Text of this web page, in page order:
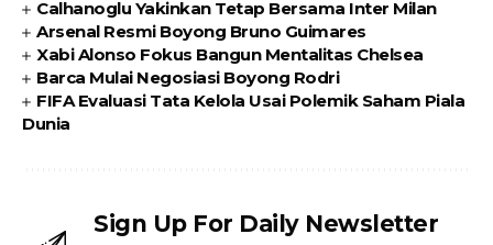
Calhanoglu Yakinkan Tetap Bersama Inter Milan
Arsenal Resmi Boyong Bruno Guimares
Xabi Alonso Fokus Bangun Mentalitas Chelsea
Barca Mulai Negosiasi Boyong Rodri
FIFA Evaluasi Tata Kelola Usai Polemik Saham Piala
Dunia
Sign Up For Daily Newsletter